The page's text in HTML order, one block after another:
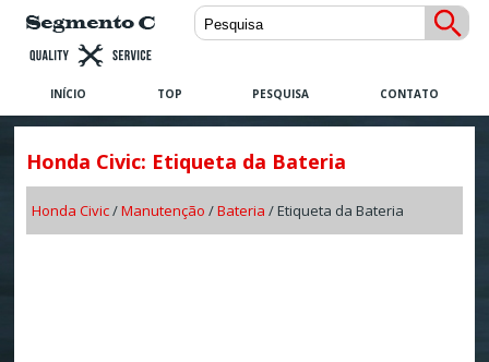
INÍCIO TOP PESQUISA CONTATO
Honda Civic: Etiqueta da Bateria
Honda Civic/Manutenção /Bateria / Etiqueta da Bateria